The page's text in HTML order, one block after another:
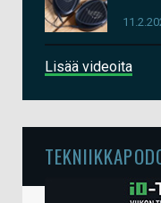
Lisää videoita